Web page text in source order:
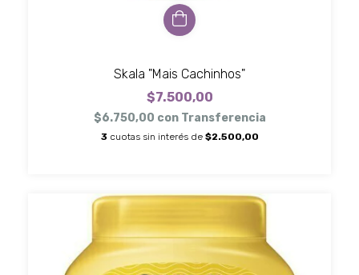
Skala "Mais Cachinhos"
$7.500,00
$6.750,00 con Transferencia
3 cuotas sin interés de $2.500,00